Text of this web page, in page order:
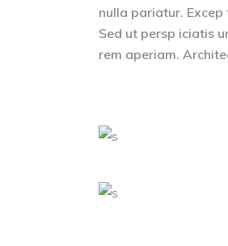
nulla pariatur.
Sed ut persp iciatis
rem aperiam.